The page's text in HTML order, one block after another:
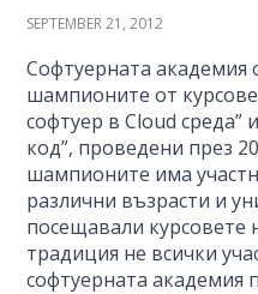
SEPTEMBER 21, 2012
Софтуерната академия
шампионите от
софтуер в Cloud среда”
код”, проведени през
шампионите има
различни възрасти и
посещавали
традиция не всички
софтуерната академия